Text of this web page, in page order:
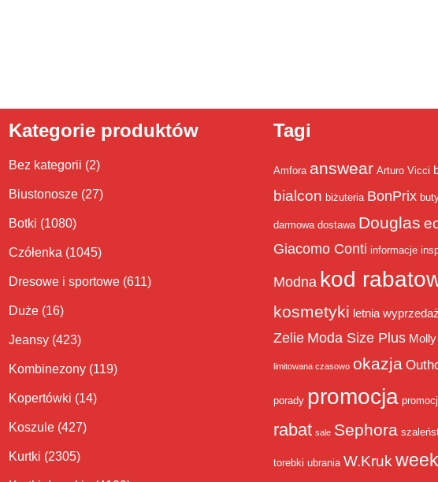
Kategorie produktów
Bez kategorii (2)
Biustonosze (27)
Botki (1080)
Czółenka (1045)
Dresowe i sportowe (611)
Duże (16)
Jeansy (423)
Kombinezony (119)
Kopertówki (14)
Koszule (427)
Kurtki (2305)
Tagi
Amfora answear Arturo Vicci
bialcon biżuteria BonPrix
darmowa dostawa Douglas
Giacomo Conti informacje
Modna kod
kosmetyki letnia
Zelie Moda Size Plus Molly
limitowana czasowo okazja
porady promocja
rabat sale Sephora
torebki ubrania W.Kruk